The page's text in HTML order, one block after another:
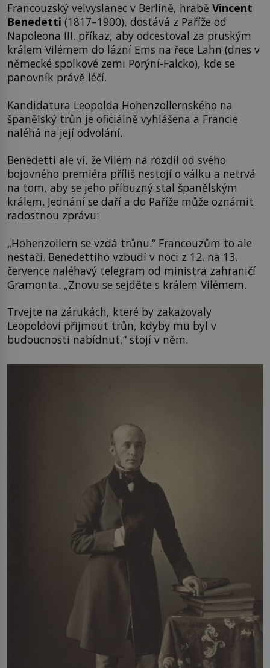
Francouzský velvyslanec v Berlíně, hrabě Vincent
Benedetti (1817–1900), dostává z Paříže od
Napoleona III. příkaz, aby odcestoval za pruským
králem Vilémem do lázní Ems na řece Lahn (dnes v
německé spolkové zemi Porýní-Falcko), kde se
panovník právě léčí.
Kandidatura Leopolda Hohenzollernského na
španělský trůn je oficiálně vyhlášena a Francie
naléhá na její odvolání.
Benedetti ale ví, že Vilém na rozdíl od svého
bojovného premiéra příliš nestojí o válku a netrvá
na tom, aby se jeho příbuzný stal španělským
králem. Jednání se daří a do Paříže může oznámit
radostnou zprávu:
„Hohenzollern se vzdá trůnu.“ Francouzům to ale
nestačí. Benedettiho vzbudí v noci z 12. na 13.
července naléhavý telegram od ministra zahraničí
Gramonta. „Znovu se sejděte s králem Vilémem.
Trvejte na zárukách, které by zakazovaly
Leopoldovi přijmout trůn, kdyby mu byl v
budoucnosti nabídnut,“ stojí v něm.